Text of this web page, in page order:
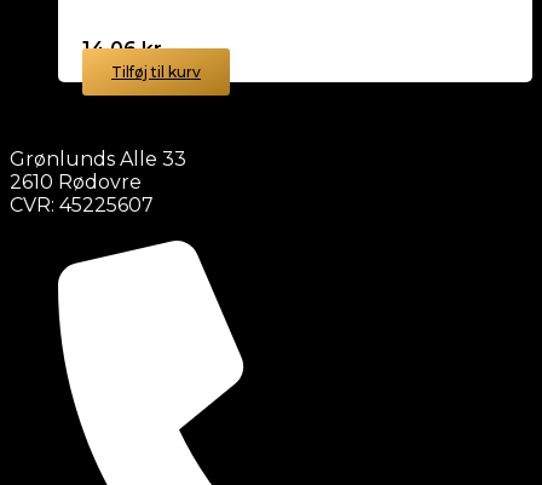
14,06kr.
Tilføj til kurv
Grønlunds Alle 33
2610 Rødovre
CVR: 45225607